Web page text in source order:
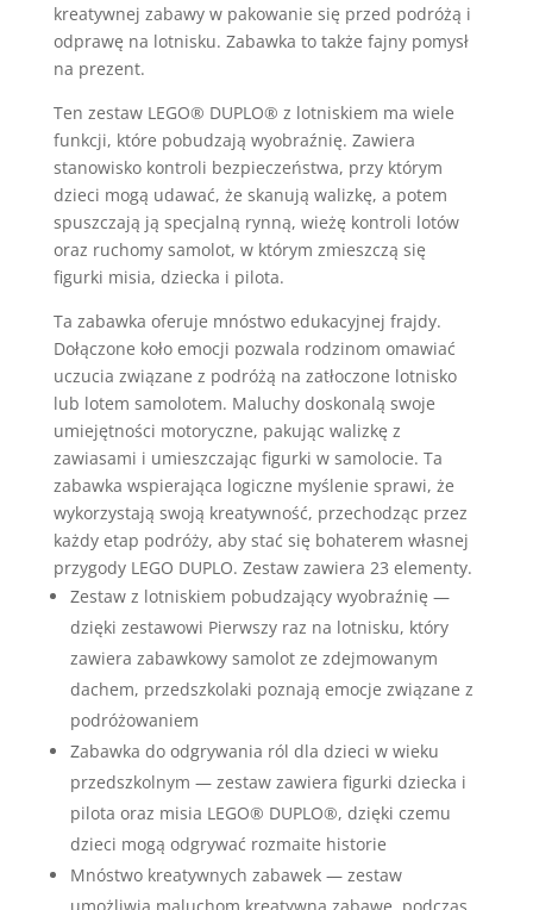
kreatywnej zabawy w pakowanie się przed podróżą i
odprawę na lotnisku. Zabawka to także fajny pomysł
na prezent.
Ten zestaw LEGO® DUPLO® z lotniskiem ma wiele
funkcji, które pobudzają wyobraźnię. Zawiera
stanowisko kontroli bezpieczeństwa, przy którym
dzieci mogą udawać, że skanują walizkę, a potem
spuszczają ją specjalną rynną, wieżę kontroli lotów
oraz ruchomy samolot, w którym zmieszczą się
figurki misia, dziecka i pilota.
Ta zabawka oferuje mnóstwo edukacyjnej frajdy.
Dołączone koło emocji pozwala rodzinom omawiać
uczucia związane z podróżą na zatłoczone lotnisko
lub lotem samolotem. Maluchy doskonalą swoje
umiejętności motoryczne, pakując walizkę z
zawiasami i umieszczając figurki w samolocie. Ta
zabawka wspierająca logiczne myślenie sprawi, że
wykorzystają swoją kreatywność, przechodząc przez
każdy etap podróży, aby stać się bohaterem własnej
przygody LEGO DUPLO. Zestaw zawiera 23 elementy.
Zestaw z lotniskiem pobudzający wyobraźnię —
dzięki zestawowi Pierwszy raz na lotnisku, który
zawiera zabawkowy samolot ze zdejmowanym
dachem, przedszkolaki poznają emocje związane z
podróżowaniem
Zabawka do odgrywania ról dla dzieci w wieku
przedszkolnym — zestaw zawiera figurki dziecka i
pilota oraz misia LEGO® DUPLO®, dzięki czemu
dzieci mogą odgrywać rozmaite historie
Mnóstwo kreatywnych zabawek — zestaw